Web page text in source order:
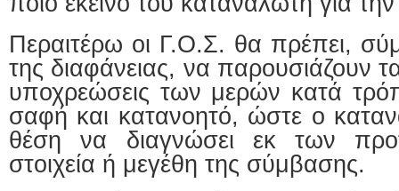
Περαιτέρω οι Γ.Ο.Σ. θα πρέπει,
της διαφάνειας, να παρουσιάζουν
υποχρεώσεις των μερών κατά
σαφή και κατανοητό, ώστε ο
θέση να διαγνώσει εκ των
στοιχεία ή μεγέθη της σύμβασης.